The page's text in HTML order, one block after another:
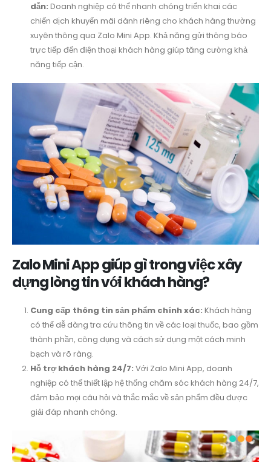
dẫn: Doanh nghiệp có thể nhanh chóng triển khai các
chiến dịch khuyến mãi dành riêng cho khách hàng thường
xuyên thông qua Zalo Mini App. Khả năng gửi thông báo
trực tiếp đến điện thoại khách hàng giúp tăng cường khả
năng tiếp cận.
Zalo Mini App giúp gì trong việc xây
dựng lòng tin với khách hàng?
Cung cấp thông tin sản phẩm chính xác: Khách hàng
có thể dễ dàng tra cứu thông tin về các loại thuốc, bao gồm
thành phần, công dụng và cách sử dụng một cách minh
bạch và rõ ràng.
Hỗ trợ khách hàng 24/7: Với Zalo Mini App, doanh
nghiệp có thể thiết lập hệ thống chăm sóc khách hàng 24/7,
đảm bảo mọi câu hỏi và thắc mắc về sản phẩm đều được
giải đáp nhanh chóng.